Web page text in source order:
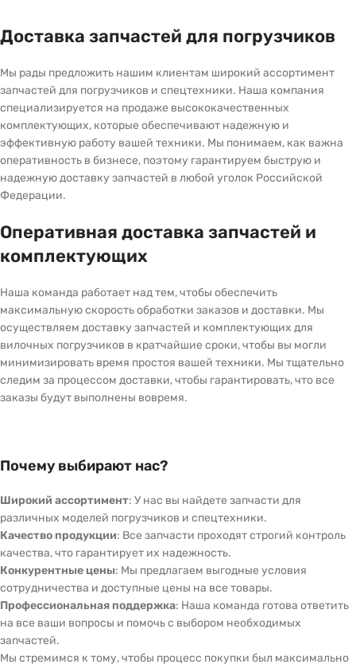
Доставка запчастей для погрузчиков
Мы рады предложить нашим клиентам широкий ассортимент
запчастей для погрузчиков и спецтехники. Наша компания
специализируется на продаже высококачественных
комплектующих, которые обеспечивают надежную и
эффективную работу вашей техники. Мы понимаем, как важна
оперативность в бизнесе, поэтому гарантируем быструю и
надежную доставку запчастей в любой уголок Российской
Федерации.
Оперативная доставка запчастей и
комплектующих
Наша команда работает над тем, чтобы обеспечить
максимальную скорость обработки заказов и доставки. Мы
осуществляем доставку запчастей и комплектующих для
вилочных погрузчиков в кратчайшие сроки, чтобы вы могли
минимизировать время простоя вашей техники. Мы тщательно
следим за процессом доставки, чтобы гарантировать, что все
заказы будут выполнены вовремя.
Почему выбирают нас?
Широкий ассортимент: У нас вы найдете запчасти для
различных моделей погрузчиков и спецтехники.
Качество продукции: Все запчасти проходят строгий контроль
качества, что гарантирует их надежность.
Конкурентные цены: Мы предлагаем выгодные условия
сотрудничества и доступные цены на все товары.
Профессиональная поддержка: Наша команда готова ответить
на все ваши вопросы и помочь с выбором необходимых
запчастей.
Мы стремимся к тому, чтобы процесс покупки был максимально